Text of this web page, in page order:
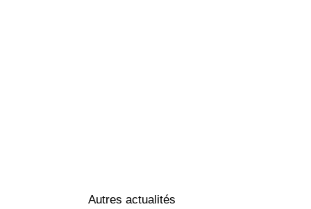
Autres actualités